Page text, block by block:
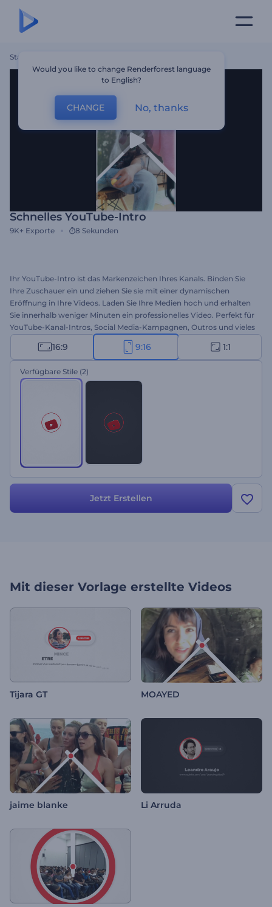
Startseite
Schnelles YouTube-Intro
9K+ Exporte 8 Sekunden
Ihr YouTube-Intro ist das Markenzeichen Ihres Kanals. Binden Sie
Ihre Zuschauer ein und ziehen Sie sie mit einer dynamischen
Eröffnung in Ihre Videos. Laden Sie Ihre Medien hoch und erhalten
Sie innerhalb weniger Minuten ein professionelles Video. Perfekt für
YouTube-Kanal-Intros, Social Media-Kampagnen, Outros und vieles
mehr. Sie sind nur ein paar Klicks davon entfernt, das aufregendste
Intro aller Zeiten zu erstellen.Testen Sie kostenlos! Dies ist die Video-
Version.
16:9 9:16 1:1
Verfügbare Stile (2)
Jetzt Erstellen
Mit dieser Vorlage erstellte Videos
Tijara GT MOAYED
jaime blanke Li Arruda
Would you like to change Renderforest language
to English?
CHANGE No, thanks